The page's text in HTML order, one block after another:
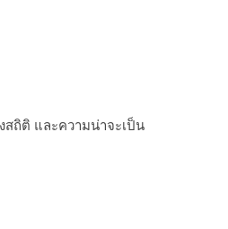
งสถิติ และความน่าจะเป็น